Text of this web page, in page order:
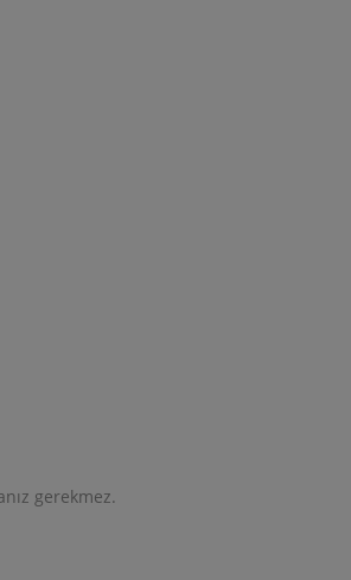
gerekmez.